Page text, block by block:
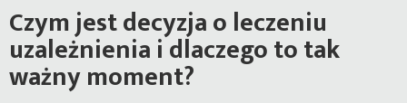
Czym jest decyzja o leczeniu
uzależnienia i dlaczego to tak
ważny moment?